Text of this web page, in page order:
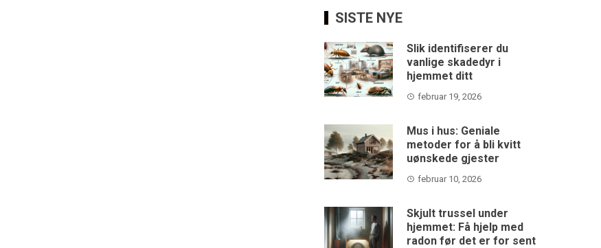
SISTE NYE
Slik identifiserer du
vanlige skadedyr i
hjemmet ditt
februar 19, 2026
Mus i hus: Geniale
metoder for å bli kvitt
uønskede gjester
februar 10, 2026
Skjult trussel under
hjemmet: Få hjelp med
radon før det er for sent